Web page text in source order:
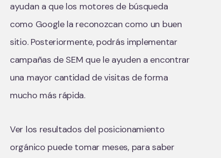
ayudan a que los motores de búsqueda
como Google la reconozcan como un buen
sitio. Posteriormente, podrás implementar
campañas de SEM que le ayuden a encontrar
una mayor cantidad de visitas de forma
mucho más rápida.
Ver los resultados del posicionamiento
orgánico puede tomar meses, para saber